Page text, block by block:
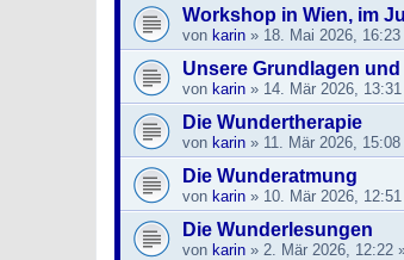
Workshop in Wien, im
von karin » 18. Mai 2026, 16:23
Unsere Grundlagen
von karin » 14. Mär 2026, 13:31
Die Wundertherapie
von karin » 11. Mär 2026, 15:08
Die Wunderatmung
von karin » 10. Mär 2026, 12:51
Die Wunderlesungen
von karin » 2. Mär 2026, 12:22